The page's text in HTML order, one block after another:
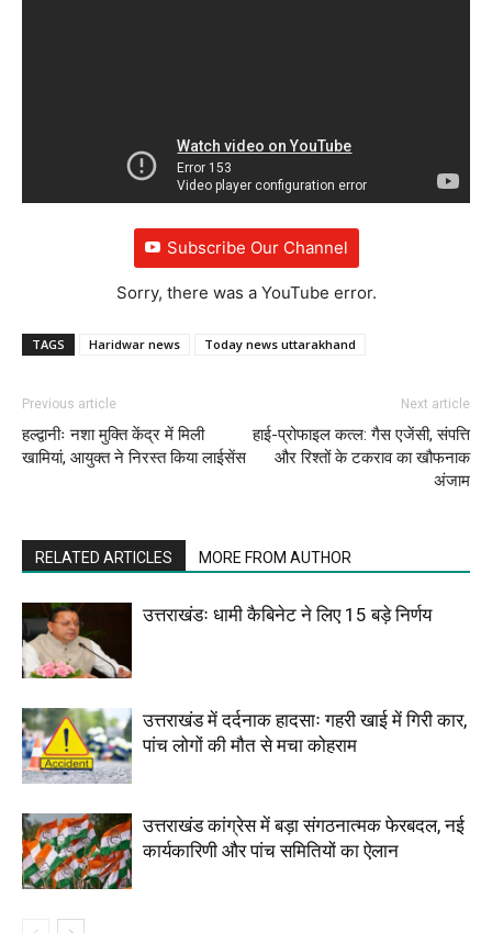
Subscribe Our Channel
Sorry, there was a YouTube error.
TAGS Haridwar news Today news uttarakhand
Previous article
हल्द्वानीः नशा मुक्ति केंद्र में मिली
खामियां, आयुक्त ने निरस्त किया लाईसेंस
Next article
हाई-प्रोफाइल कत्ल: गैस एजेंसी, संपत्ति
और रिश्तों के टकराव का खौफनाक
अंजाम
RELATED ARTICLES MORE FROM AUTHOR
उत्तराखंडः धामी कैबिनेट ने लिए 15 बड़े निर्णय
उत्तराखंड में दर्दनाक हादसाः गहरी खाई में गिरी कार,
पांच लोगों की मौत से मचा कोहराम
उत्तराखंड कांग्रेस में बड़ा संगठनात्मक फेरबदल, नई
कार्यकारिणी और पांच समितियों का ऐलान